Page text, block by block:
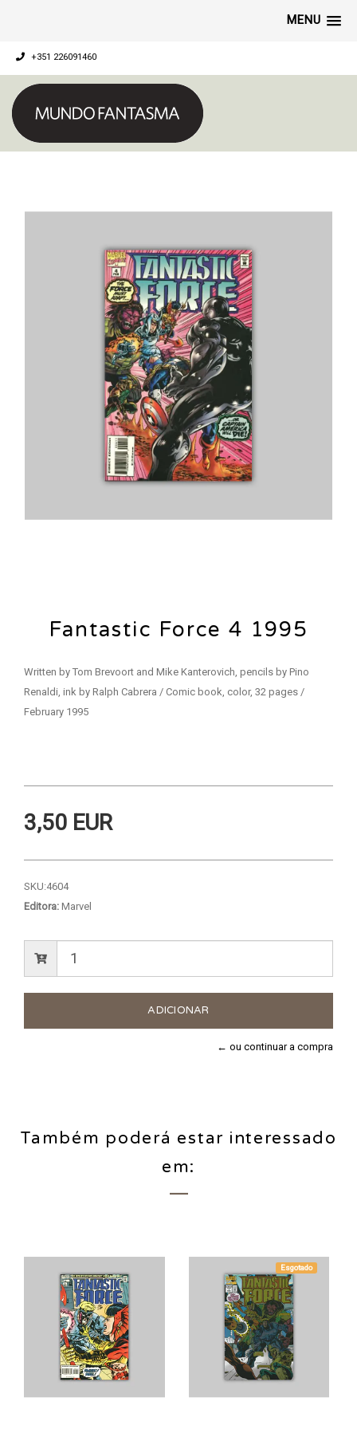
MENU
+351 226091460
Fantastic Force 4 1995
Written by Tom Brevoort and Mike Kanterovich, pencils by Pino
Renaldi, ink by Ralph Cabrera / Comic book, color, 32 pages /
February 1995
3,50 EUR
SKU:4604
Editora: Marvel
← ou continuar a compra
Também poderá estar interessado
em: